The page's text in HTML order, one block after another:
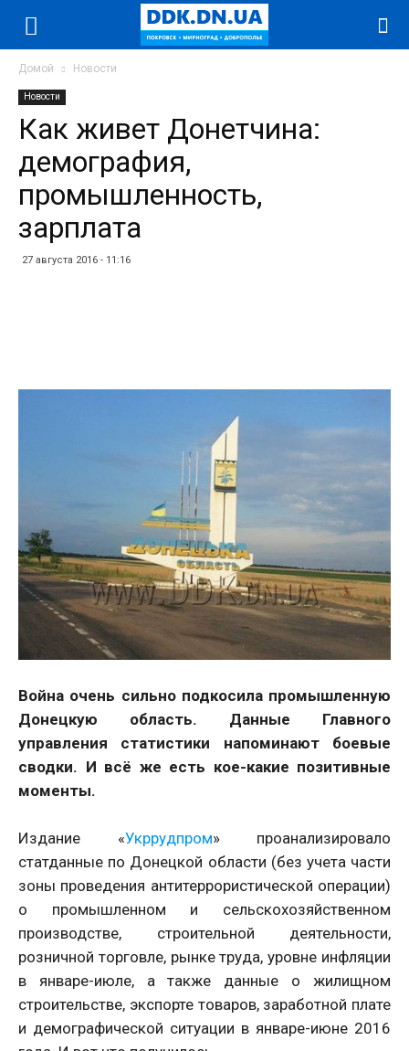
Домой Новости
Новости
Как живет Донетчина:
демография,
промышленность,
зарплата
27 августа 2016 - 11:16
Война очень сильно подкосила промышленную
Донецкую область. Данные Главного
управления статистики напоминают боевые
сводки. И всё же есть кое-какие позитивные
моменты.
Издание «Укррудпром» проанализировало
статданные по Донецкой области (без учета части
зоны проведения антитеррористической операции)
о промышленном и сельскохозяйственном
производстве, строительной деятельности,
розничной торговле, рынке труда, уровне инфляции
в январе-июле, а также данные о жилищном
строительстве, экспорте товаров, заработной плате
и демографической ситуации в январе-июне 2016